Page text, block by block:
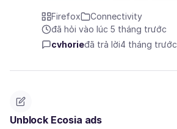
Firefox
Connectivity
đã hỏi vào lúc 5 tháng trước
cvhorieđã trả lời4 tháng trước
Unblock Ecosia ads